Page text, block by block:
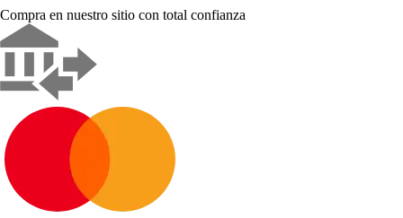
Compra en nuestro sitio con total confianza